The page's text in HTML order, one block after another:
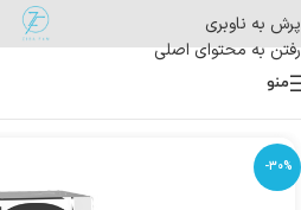
پرش به ناوبری
رفتن به محتوای اصلی
منو
-30%